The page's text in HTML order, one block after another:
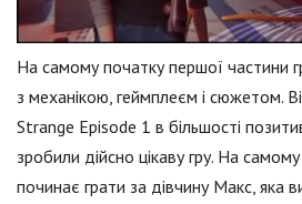
На самому початку першої частини
з механікою, геймплеєм і сюжетом.
Strange Episode 1 в більшості
зробили дійсно цікаву гру. На
починає грати за дівчину Макс, яка